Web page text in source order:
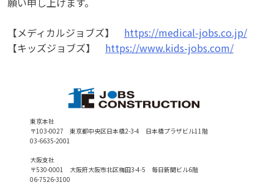
【メディカルジョブズ】 https://medical-jobs.co.jp/
【キッズジョブズ】 https://www.kids-jobs.com/
東京本社
〒103-0027 東京都中央区日本橋2-3-4 日本橋プラザビル11階
03-6635-2001
大阪支社
〒530-0001 大阪府大阪市北区梅田3-4-5 毎日新聞ビル6階
06-7526-3100